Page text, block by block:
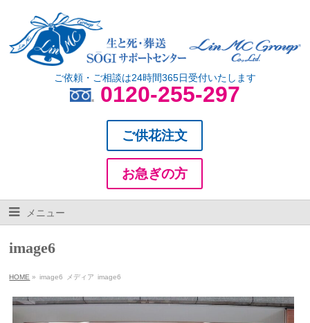
ご依頼・ご相談は24時間365日受付いたします
0120-255-297
ご供花注文
お急ぎの方
メニュー
image6
HOME » image6 メディア image6